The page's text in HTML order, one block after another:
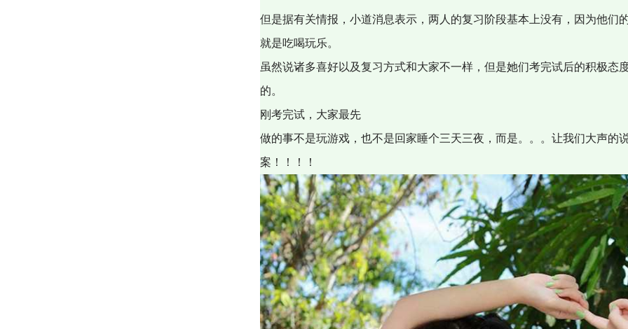
但是据有关情报，小道消息表示，两人的复习阶段基本上没有，因为他们
就是吃喝玩乐。
虽然说诸多喜好以及复习方式和大家不一样，但是她们考完试后的积极态
的。
刚考完试，大家最先
做的事不是玩游戏，也不是回家睡个三天三夜，而是。。。让我们大声的
案！！！！